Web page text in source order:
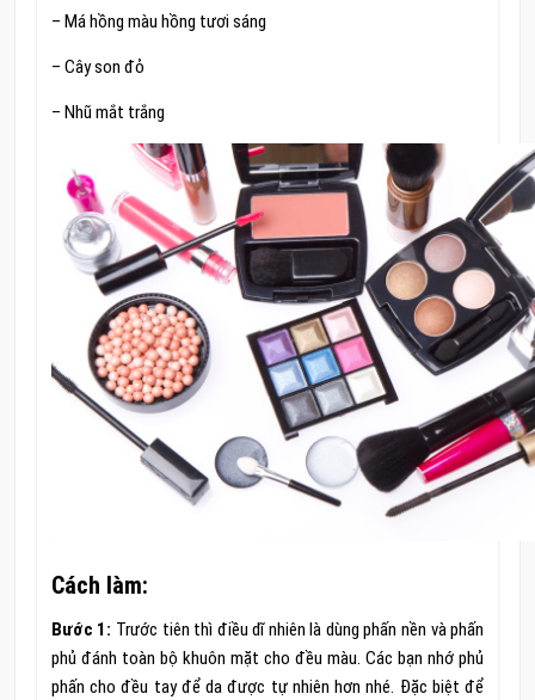
– Má hồng màu hồng tươi sáng
– Cây son đỏ
– Nhũ mắt trắng
Cách làm:
Bước 1: Trước tiên thì điều dĩ nhiên là dùng phấn nền và phấn
phủ đánh toàn bộ khuôn mặt cho đều màu. Các bạn nhớ phủ
phấn cho đều tay để da được tự nhiên hơn nhé. Đặc biệt để